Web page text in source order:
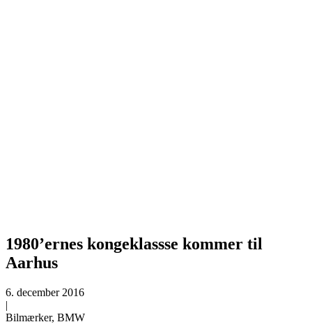
1980’ernes kongeklassse kommer til
Aarhus
6. december 2016
|
Bilmærker, BMW